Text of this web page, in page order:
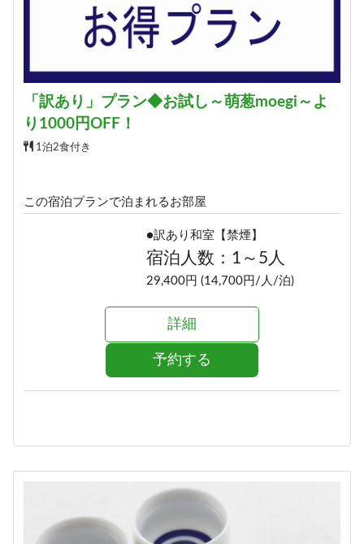
「訳あり」プラン◆お試し～萌葱moegi～よ
り1000円OFF！
1泊2食付き
この宿泊プランで泊まれるお部屋
●訳あり和室【禁煙】
宿泊人数：1～5人
29,400円 (14,700円/人/泊)
詳細
予約する